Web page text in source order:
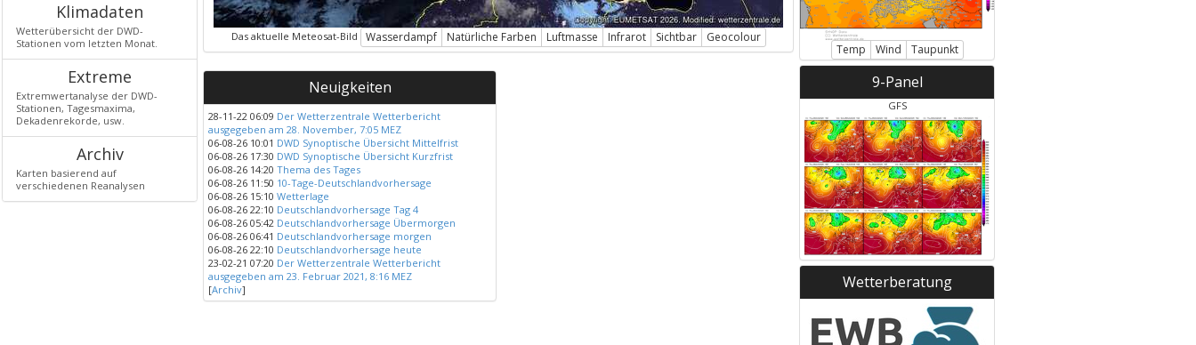
Klimadaten
Wetterübersicht der DWD-
Stationen vom letzten Monat.
Extreme
Extremwertanalyse der DWD-
Stationen, Tagesmaxima,
Dekadenrekorde, usw.
Archiv
Karten basierend auf
verschiedenen Reanalysen
Das aktuelle Meteosat-Bild Wasserdampf Natürliche Farben Luftmasse Infrarot Sichtbar Geocolour
Neuigkeiten
28-11-22 06:09 Der Wetterzentrale Wetterbericht
ausgegeben am 28. November, 7:05 MEZ
06-08-26 10:01 DWD Synoptische Übersicht Mittelfrist
06-08-26 17:30 DWD Synoptische Übersicht Kurzfrist
06-08-26 14:20 Thema des Tages
06-08-26 11:50 10-Tage-Deutschlandvorhersage
06-08-26 15:10 Wetterlage
06-08-26 22:10 Deutschlandvorhersage Tag 4
06-08-26 05:42 Deutschlandvorhersage Übermorgen
06-08-26 06:41 Deutschlandvorhersage morgen
06-08-26 22:10 Deutschlandvorhersage heute
23-02-21 07:20 Der Wetterzentrale Wetterbericht
ausgegeben am 23. Februar 2021, 8:16 MEZ
[Archiv]
Temp Wind Taupunkt
9-Panel
GFS
Wetterberatung